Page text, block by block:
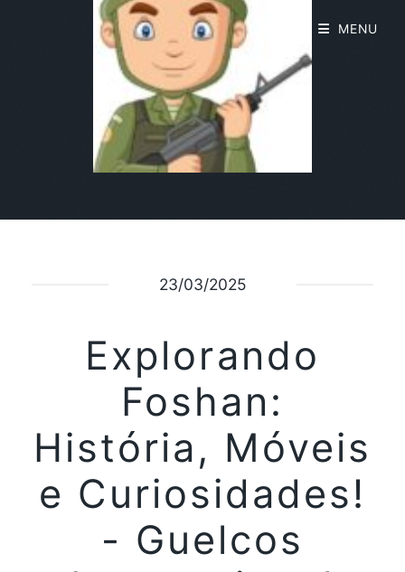
23/03/2025
Explorando
Foshan:
História, Móveis
e Curiosidades!
- Guelcos
MENU